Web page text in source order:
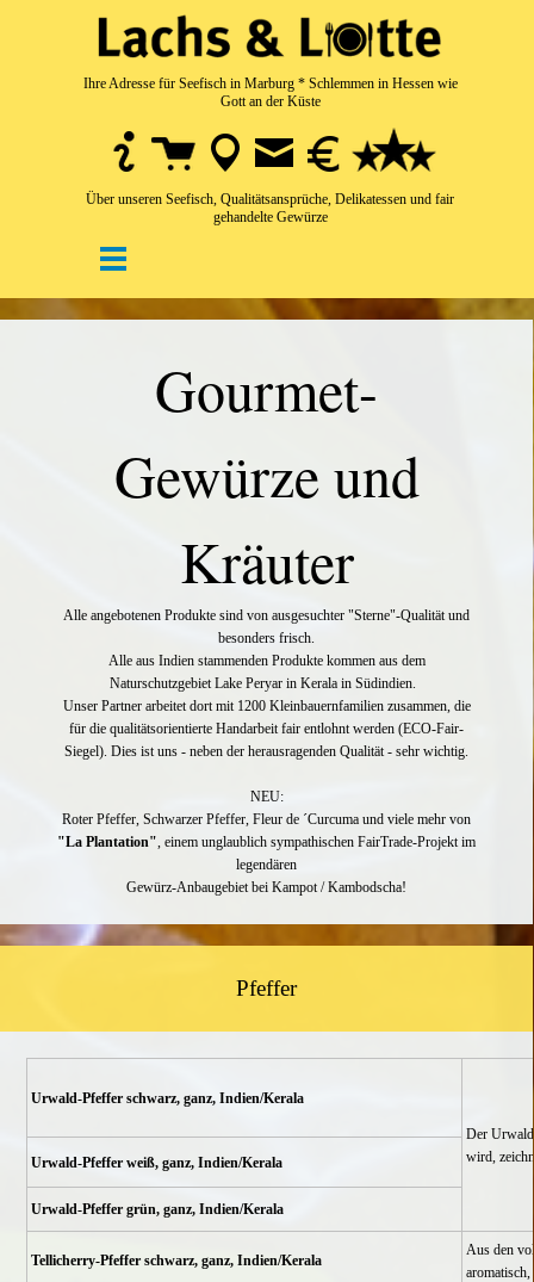
Ihre Adresse für Seefisch in Marburg * Schlemmen in Hessen wie
Gott an der Küste
Über unseren Seefisch, Qualitätsansprüche, Delikatessen und fair
gehandelte Gewürze
Menü überspringen
Gourmet-
Gewürze und
Kräuter
Alle angebotenen Produkte sind von ausgesuchter "Sterne"-Qualität und
besonders frisch.
Alle aus Indien stammenden Produkte kommen aus dem
Naturschutzgebiet Lake Peryar in Kerala in Südindien.
Unser Partner arbeitet dort mit 1200 Kleinbauernfamilien zusammen, die
für die qualitätsorientierte Handarbeitfair entlohnt werden (ECO-Fair-
Siegel). Dies ist uns - neben der herausragenden Qualität - sehr wichtig.
NEU:
Roter Pfeffer, Schwarzer Pfeffer, Fleur de ´Curcuma und viele mehr von
"La Plantation", einem unglaublich sympathischen FairTrade-Projekt im
legendären
Gewürz-Anbaugebiet bei Kampot / Kambodscha!
Pfeffer
Urwald-Pfeffer schwarz, ganz, Indien/Kerala
Der
wird,
Urwald-Pfeffer weiß, ganz, Indien/Kerala
Urwald-Pfeffer grün, ganz, Indien/Kerala
Tellicherry-Pfeffer schwarz, ganz, Indien/Kerala
Aus den
aromatisch,